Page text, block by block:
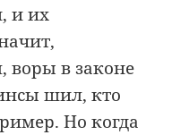
и их
воры в законе
шил, кто
Но когда